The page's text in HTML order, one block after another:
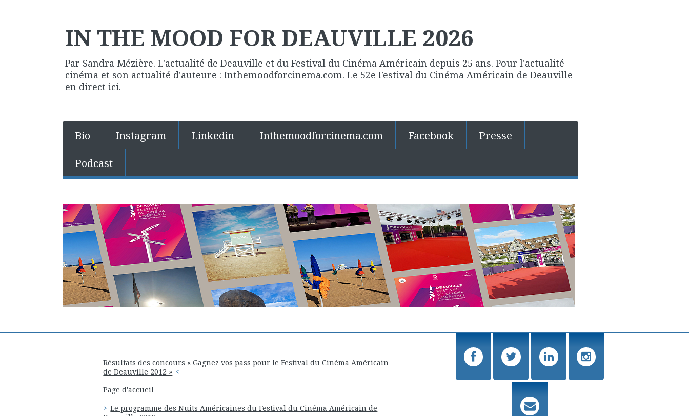
IN THE MOOD FOR DEAUVILLE 2026
Par Sandra Mézière. L'actualité de Deauville et du Festival du Cinéma Américain depuis 25 ans. Pour l'actualité
cinéma et son actualité d'auteure : Inthemoodforcinema.com. Le 52e Festival du Cinéma Américain de Deauville
en direct ici.
Bio Instagram Linkedin Inthemoodforcinema.com Facebook
Presse
Podcast
Résultats des concours « Gagnez vos pass pour le Festival du Cinéma Américain
de Deauville 2012 »
Page d'accueil
Le programme des Nuits Américaines du Festival du Cinéma Américain de